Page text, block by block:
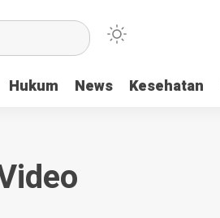
Hukum News Kesehatan